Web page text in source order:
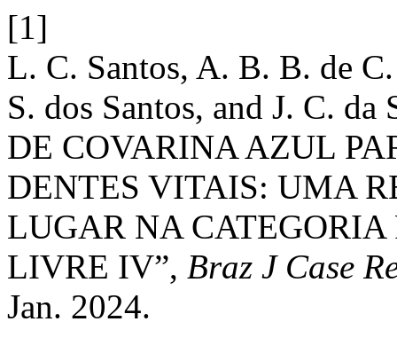
[1]
L. C. Santos, A. B. B. de
S. dos Santos, and J. C.
DE COVARINA AZUL
DENTES VITAIS: UMA
LUGAR NA
LIVRE IV”, Braz J Case
Jan. 2024.